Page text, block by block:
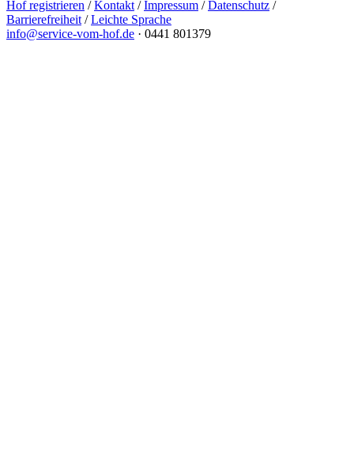
Hof registrieren /Kontakt /Impressum /Datenschutz /
Barrierefreiheit /Leichte Sprache
info@service-vom-hof.de · 0441 801379